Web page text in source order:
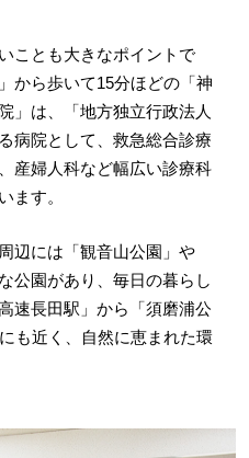
ことも大きなポイントで
から歩いて15分ほどの「神
」は、「地方独立行政法人
病院として、救急総合診療
産婦人科など幅広い診療科
ます。
辺には「観音山公園」や
公園があり、毎日の暮らし
速長田駅」から「須磨浦公
も近く、自然に恵まれた環